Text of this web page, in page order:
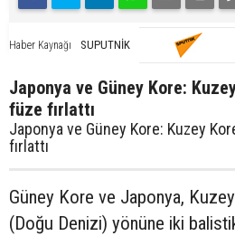
Haber Kaynağı SUPUTNİK
Japonya ve Güney Kore:
füze fırlattı
Japonya ve Güney Kore: Kuzey
fırlattı
Güney Kore ve Japonya,
(Doğu Denizi) yönüne iki